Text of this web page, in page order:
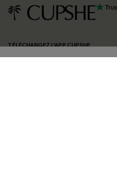
TÉLÉCHARGEZ L’APP CUPSHE
produits susceptibles de vous
confidentialité
. Vous pouvez vous